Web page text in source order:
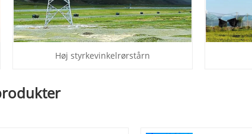
Høj styrkevinkelrørstårn